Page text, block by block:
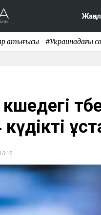
қақтығысы #Украинадағы